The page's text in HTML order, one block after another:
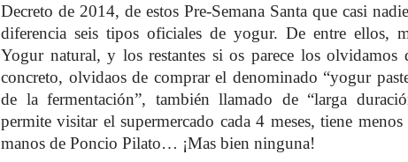
Decreto de 2014, de estos Pre-Semana Santa que casi
diferencia seis tipos oficiales de yogur. De entre ellos,
Yogur natural, y los restantes si os parece los olvidamos
concreto, olvidaos de comprar el denominado “yogur
de la fermentación”, también llamado de “larga
permite visitar el supermercado cada 4 meses, tiene menos
manos de Poncio Pilato… ¡Mas bien ninguna!